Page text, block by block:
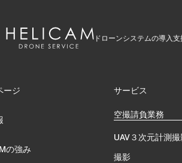
ドローンシステムの導入
ージ
の強み
サービス
空撮請負業務
UAV３次元計測
撮影